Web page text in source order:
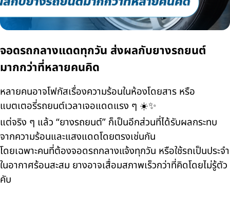
จอดรถกลางแดดทุกวัน ส่งผลกับยางรถยนต์
มากกว่าที่หลายคนคิด
หลายคนอาจโฟกัสเรื่องความร้อนในห้องโดยสาร หรือ
แบตเตอรี่รถยนต์เวลาเจอแดดแรง ๆ ☀️✨
แต่จริง ๆ แล้ว “ยางรถยนต์” ก็เป็นอีกส่วนที่ได้รับผลกระทบ
จากความร้อนและแสงแดดโดยตรงเช่นกัน
โดยเฉพาะคนที่ต้องจอดรถกลางแจ้งทุกวัน หรือใช้รถเป็นประจำ
ในอากาศร้อนสะสม ยางอาจเสื่อมสภาพเร็วกว่าที่คิดโดยไม่รู้ตัว
คับ